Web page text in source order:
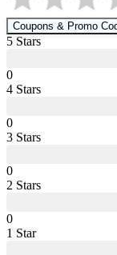
Coupons & Promo
5 Stars
0
4 Stars
0
3 Stars
0
2 Stars
0
1 Star